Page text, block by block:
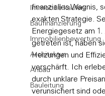
Immobilie kaufen
Baufinanzierung
Immobilienbewertung
Architektur
Anbau
Bauleitung
finanzielles Wagnis,
exakten Strategie.
Energiegesetz am
getreten ist, haben
Heizungen und
verschärft. Ich
durch unklare
verunsichert sind